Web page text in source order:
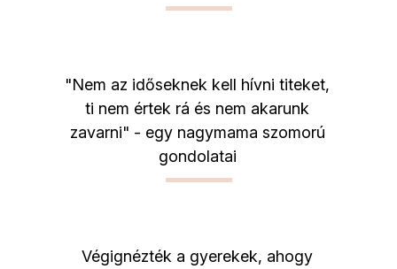
"Nem az időseknek kell hívni titeket,
ti nem értek rá és nem akarunk
zavarni" - egy nagymama szomorú
gondolatai
Végignézték a gyerekek, ahogy